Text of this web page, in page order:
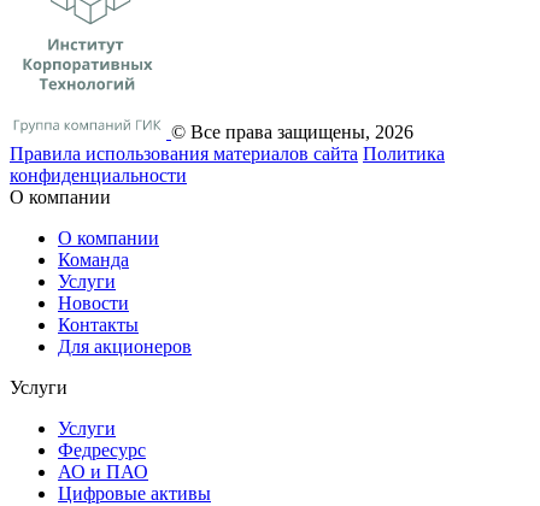
© Все права защищены, 2026
Правила использования материалов сайта Политика
конфиденциальности
О компании
О компании
Команда
Услуги
Новости
Контакты
Для акционеров
Услуги
Услуги
Федресурс
АО и ПАО
Цифровые активы